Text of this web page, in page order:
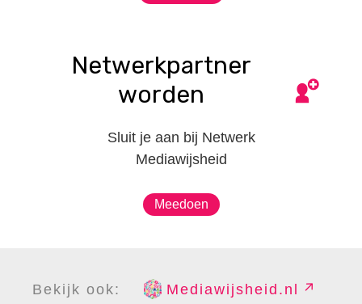
Netwerkpartner
worden
Sluit je aan bij Netwerk
Mediawijsheid
Meedoen
Bekijk ook: Mediawijsheid.nl